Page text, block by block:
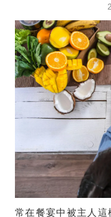
常在餐宴中被主人這